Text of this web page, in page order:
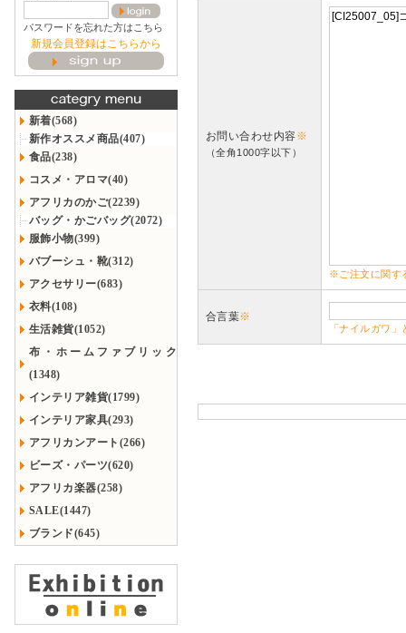
パスワードを忘れた方はこちら
新規会員登録はこちらから
新着(568)
新作オススメ商品(407)
食品(238)
コスメ・アロマ(40)
アフリカのかご(2239)
バッグ・かごバッグ(2072)
服飾小物(399)
バブーシュ・靴(312)
アクセサリー(683)
衣料(108)
生活雑貨(1052)
布・ホームファブリック
(1348)
インテリア雑貨(1799)
インテリア家具(293)
アフリカンアート(266)
ビーズ・パーツ(620)
アフリカ楽器(258)
SALE(1447)
ブランド(645)
お問い合わせ内容※
（全角1000字以下）
※ご注文に関す
合言葉※
「ナイルガワ